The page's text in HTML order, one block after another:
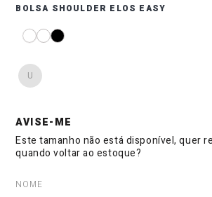
BOLSA SHOULDER ELOS EASY
U